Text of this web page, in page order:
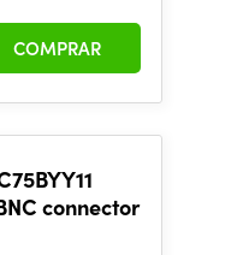
COMPRAR
connector